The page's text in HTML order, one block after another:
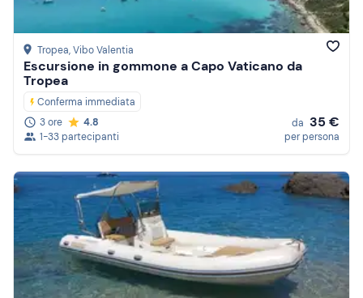
Tropea, Vibo Valentia
Escursione in gommone a Capo Vaticano da
Tropea
Conferma immediata
3 ore
4.8
1-33 partecipanti
da 35 €
per persona